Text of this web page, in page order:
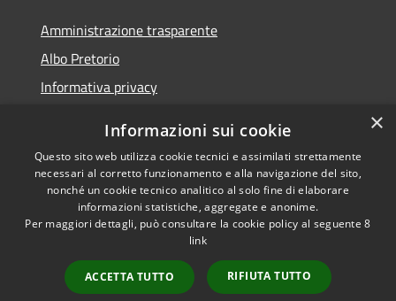
Amministrazione trasparente
Albo Pretorio
Informativa privacy
Dichiarazione di accessibilità
RSS
Copyright © 2026 • Comune di
Municipium•
Accesso
×
Informazioni sui cookie
Questo sito web utilizza cookie tecnici e assimilati strettamente
necessari al corretto funzionamento e alla navigazione del sito,
nonché un cookie tecnico analitico al solo fine di elaborare
informazioni statistiche, aggregate e anonime.
Per maggiori dettagli, può consultare la cookie policy al seguente8
link
ACCETTA TUTTO RIFIUTA TUTTO